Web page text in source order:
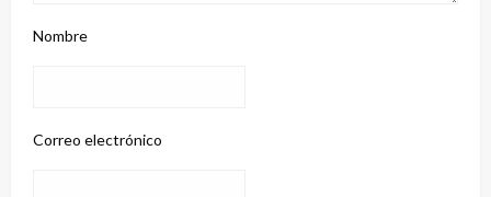
Nombre
Correo electrónico